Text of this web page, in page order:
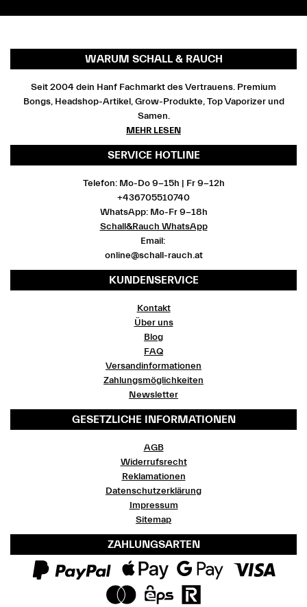
WARUM SCHALL & RAUCH
Seit 2004 dein Hanf Fachmarkt des Vertrauens. Premium
Bongs, Headshop-Artikel, Grow-Produkte, Top Vaporizer und
Samen.
MEHR LESEN
SERVICE HOTLINE
Telefon: Mo-Do 9-15h | Fr 9-12h
+436705510740
WhatsApp: Mo-Fr 9-18h
Schall&Rauch WhatsApp
Email:
online@schall-rauch.at
KUNDENSERVICE
Kontakt
Über uns
Blog
FAQ
Versandinformationen
Zahlungsmöglichkeiten
Newsletter
GESETZLICHE INFORMATIONEN
AGB
Widerrufsrecht
Reklamationen
Datenschutzerklärung
Impressum
Sitemap
ZAHLUNGSARTEN